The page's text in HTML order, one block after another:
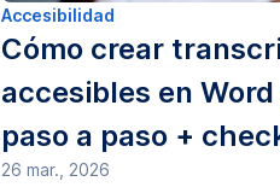
Accesibilidad
Cómo crear
accesibles en
paso a paso +
26 mar., 2026